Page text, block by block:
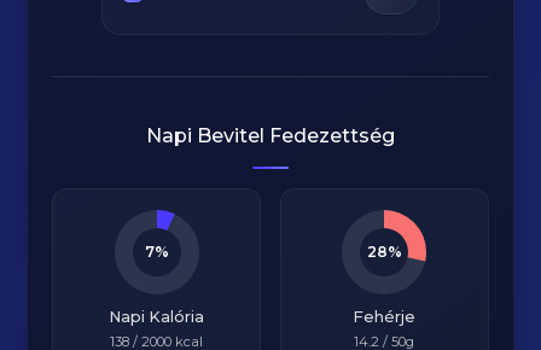
Napi Bevitel Fedezettség
7%
Napi Kalória
138 /2000 kcal
28%
Fehérje
14.2 / 50g